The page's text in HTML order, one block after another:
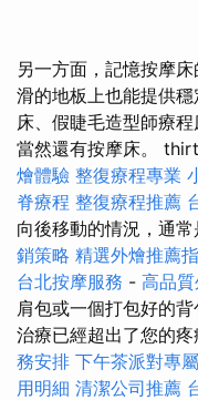
另一方面，記憶按摩
滑的地板上也能提供
床、假睫毛造型師療
當然還有按摩床。
燴體驗 整復療程專業
脊療程 整復療程推薦
向後移動的情況，通
銷策略 精選外燴推薦
台北按摩服務 - 高品
肩包或一個打包好的
治療已經超出了您的疼
務安排 下午茶派對專
用明細 清潔公司推薦